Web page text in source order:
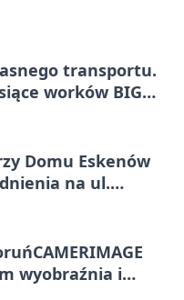
transportu.
worków BIG
Domu Eskenów
na ul.
wyobraźnia i